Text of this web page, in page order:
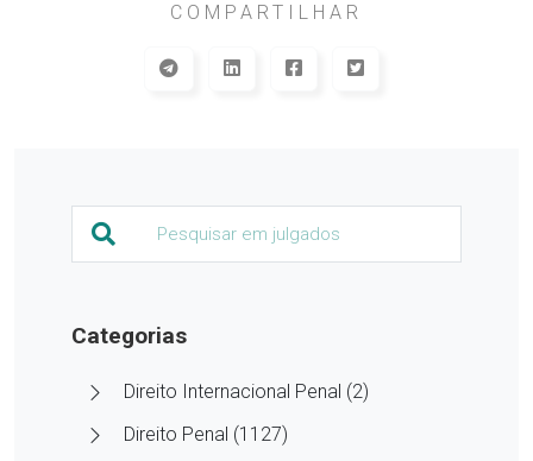
COMPARTILHAR
Categorias
Direito Internacional Penal (2)
Direito Penal (1127)